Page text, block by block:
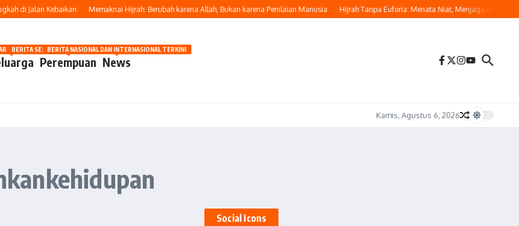
di Jalan Kebaikan Memaknai Hijrah: Berubah karena Allah, Bukan karena Penilaian Manusia Hijrah Tanpa Euforia: Menata Niat, Menjaga Istikamah
OTOMOTIF HARI INI
Perempuan
BERITA SEPUTAR KECANTIKAN WANITA
News
BERITA NASIONAL DAN INTERNASIONAL TERKINI
Kamis, Agustus 6, 2026
Social Icons